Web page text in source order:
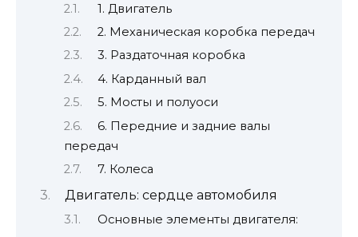
1. Двигатель
2. Механическая коробка передач
3. Раздаточная коробка
4. Карданный вал
5. Мосты и полуоси
6. Передние и задние валы
передач
7. Колеса
Двигатель: сердце автомобиля
Основные элементы двигателя: